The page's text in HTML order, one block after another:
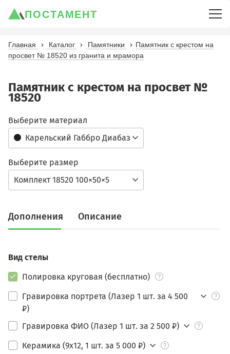
ПОСТАМЕНТ
Главная Каталог Памятники
Памятник с крестом на
просвет № 18520 из гранита и мрамора
Памятник с крестом на просвет №
18520
Карельский Габбро Диабаз
Выберите материал
Комплект 18520 100×50×5
Выберите размер
Дополнения Описание
Вид стелы
Полировка круговая (бесплатно)
Гравировка портрета (Лазер 1 шт. за 4 500
₽)
Гравировка ФИО (Лазер 1 шт. за 2 500 ₽)
Керамика (9х12, 1 шт. за 5 000 ₽)